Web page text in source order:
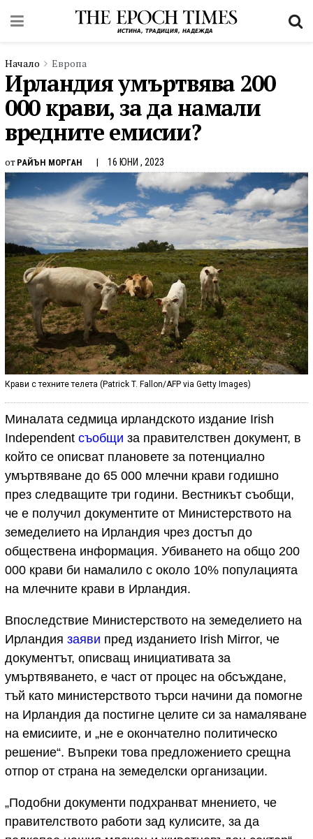
Начало Европа
Ирландия умъртвява 200
000 крави, за да намали
вредните емисии?
от РАЙЪН МОРГАН 16 ЮНИ , 2023
Крави с техните телета (Patrick T. Fallon/AFP via Getty Images)
Миналата седмица ирландското издание Irish
Independent съобщи за правителствен документ, в
който се описват плановете за потенциално
умъртвяване до 65 000 млечни крави годишно
през следващите три години. Вестникът съобщи,
че е получил документите от Министерството на
земеделието на Ирландия чрез достъп до
обществена информация. Убиването на общо 200
000 крави би намалило с около 10% популацията
на млечните крави в Ирландия.
Впоследствие Министерството на земеделието на
Ирландия заяви пред изданието Irish Mirror, че
документът, описващ инициативата за
умъртвяването, е част от процес на обсъждане,
тъй като министерството търси начини да помогне
на Ирландия да постигне целите си за намаляване
на емисиите, и „не е окончателно политическо
решение“. Въпреки това предложението срещна
отпор от страна на земеделски организации.
„Подобни документи подхранват мнението, че
правителството работи зад кулисите, за да